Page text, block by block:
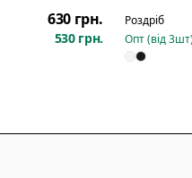
630 грн.
530 грн.
Роздріб
Опт (від3